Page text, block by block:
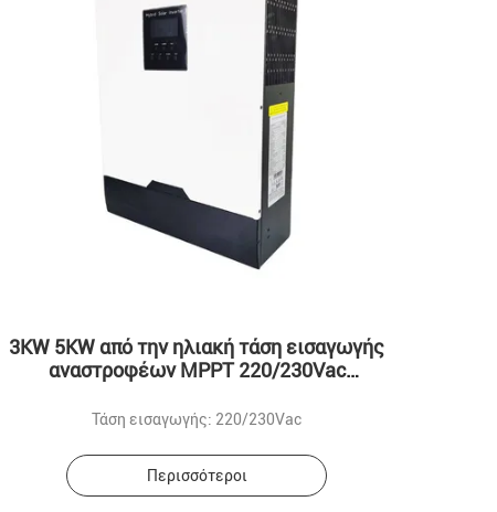
3KW 5KW από την ηλιακή τάση εισαγωγής
αναστροφέων MPPT 220/230Vac
Τάση εισαγωγής: 220/230Vac
Περισσότεροι